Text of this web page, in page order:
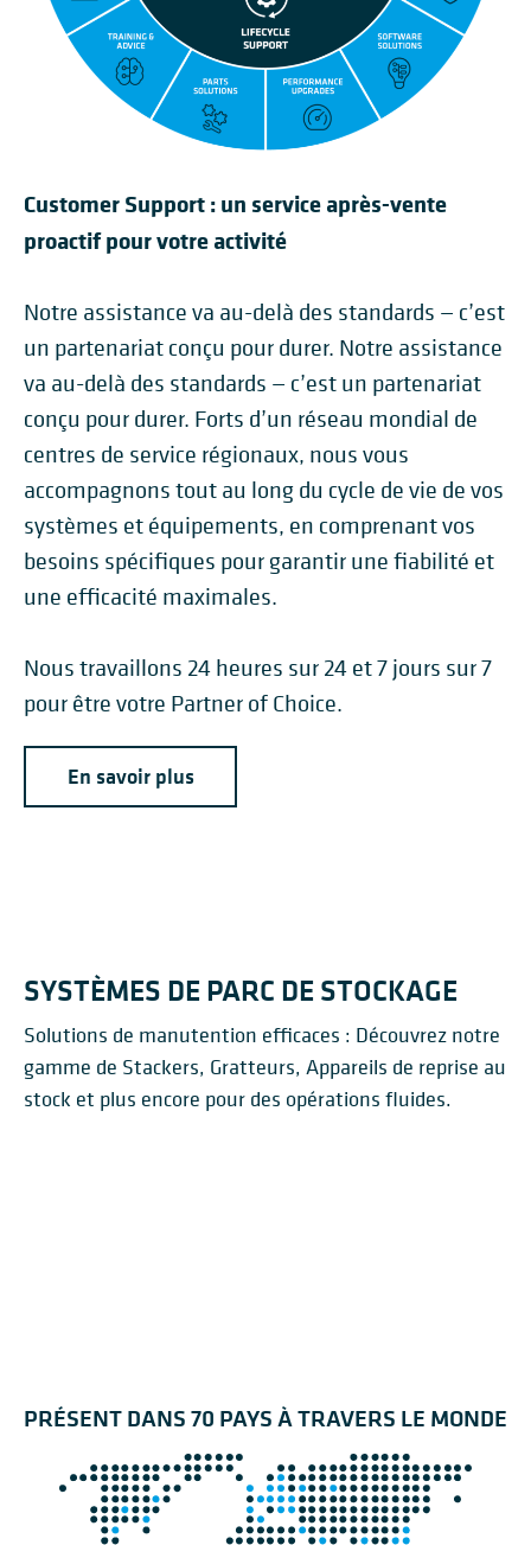
Customer Support : un service après-vente
proactif pour votre activité
Notre assistance va au-delà des standards — c’est
un partenariat conçu pour durer. Notre assistance
va au-delà des standards — c’est un partenariat
conçu pour durer. Forts d’un réseau mondial de
centres de service régionaux, nous vous
accompagnons tout au long du cycle de vie de vos
systèmes et équipements, en comprenant vos
besoins spécifiques pour garantir une fiabilité et
une efficacité maximales.
Nous travaillons 24 heures sur 24 et 7 jours sur 7
pour être votre Partner of Choice.
En savoir plus
SYSTÈMES DE PARC DE STOCKAGE
Solutions de manutention efficaces : Découvrez notre
gamme de Stackers, Gratteurs, Appareils de reprise au
stock et plus encore pour des opérations fluides.
PRÉSENT DANS 70 PAYS À TRAVERS LE MONDE